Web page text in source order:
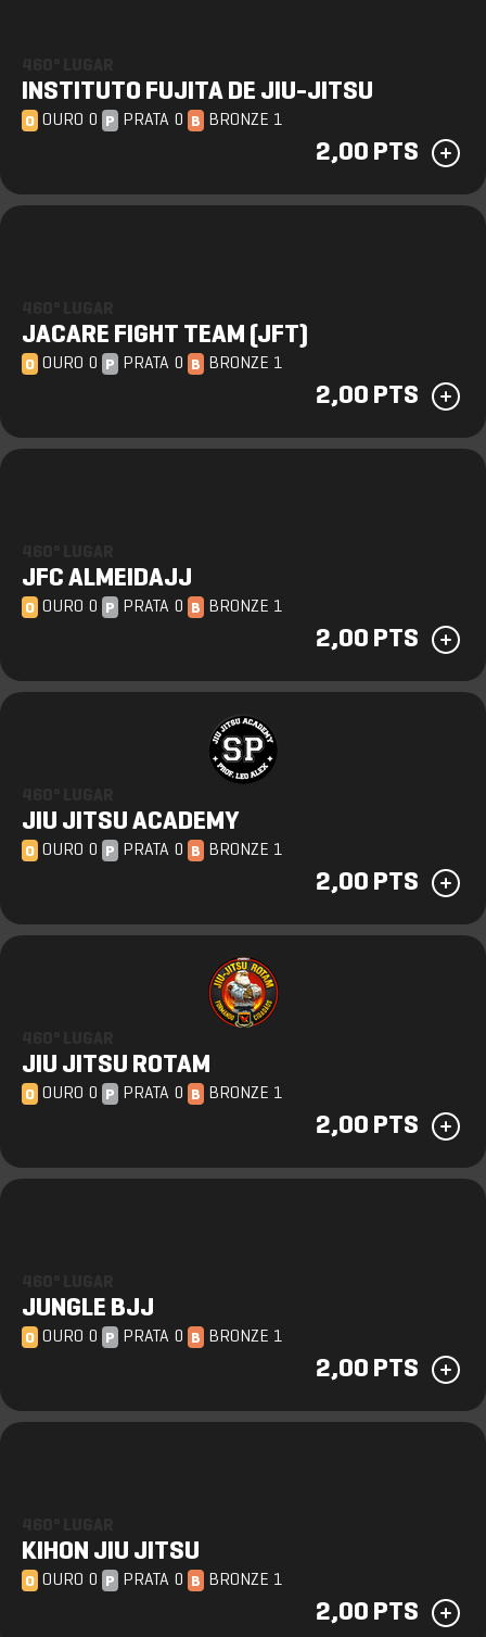
INSTITUTO FUJITA DE JIU-JITSU
O OURO 0 P PRATA 0 B BRONZE 1
2,00 PTS
JACARE FIGHT TEAM (JFT)
O OURO 0 P PRATA 0 B BRONZE 1
2,00 PTS
JFC ALMEIDAJJ
O OURO 0 P PRATA 0 B BRONZE 1
2,00 PTS
JIU JITSU ACADEMY
O OURO 0 P PRATA 0 B BRONZE 1
2,00 PTS
JIU JITSU ROTAM
O OURO 0 P PRATA 0 B BRONZE 1
2,00 PTS
JUNGLE BJJ
O OURO 0 P PRATA 0 B BRONZE 1
2,00 PTS
KIHON JIU JITSU
O OURO 0 P PRATA 0 B BRONZE 1
2,00 PTS